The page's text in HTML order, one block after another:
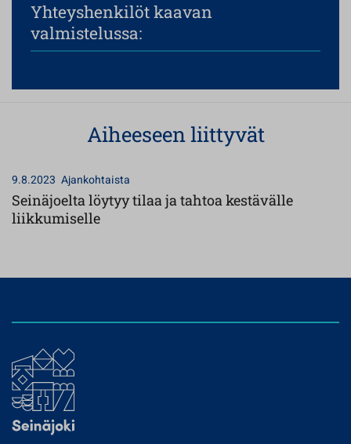
Yhteyshenkilöt kaavan
valmistelussa:
Aiheeseen liittyvät
9.8.2023 Ajankohtaista
Seinäjoelta löytyy tilaa ja tahtoa kestävälle
liikkumiselle